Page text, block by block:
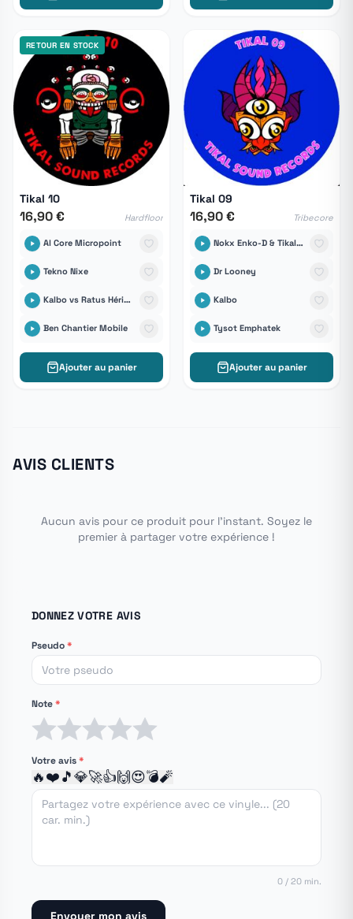
RETOUR EN STOCK
Tikal 10
16,90 € Hardfloor
Al Core Micropoint
Tekno Nixe
Kalbo vs Ratus Hérisound6tem
Ben Chantier Mobile
Ajouter au panier
Tikal 09
16,90 € Tribecore
Nokx Enko-D & Tikal Sound Records
Dr Looney
Kalbo
Tysot Emphatek
Ajouter au panier
AVIS CLIENTS
Aucun avis pour ce produit pour l'instant. Soyez le
premier à partager votre expérience !
DONNEZ VOTRE AVIS
Pseudo*
Note*
Votre avis*
🔥❤️🎵💎🚀👍🙌😍💣🧨
0 / 20 min.
Envoyer mon avis